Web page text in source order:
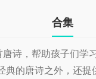
合集
诗，帮助孩子们学
典的唐诗之外，还提